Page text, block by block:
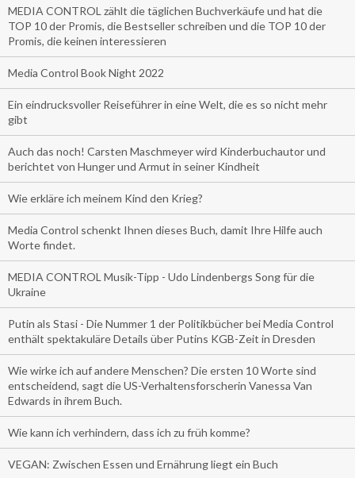
MEDIA CONTROL zählt die täglichen Buchverkäufe und hat die
TOP 10 der Promis, die Bestseller schreiben und die TOP 10 der
Promis, die keinen interessieren
Media Control Book Night 2022
Ein eindrucksvoller Reiseführer in eine Welt, die es so nicht mehr
gibt
Auch das noch! Carsten Maschmeyer wird Kinderbuchautor und
berichtet von Hunger und Armut in seiner Kindheit
Wie erkläre ich meinem Kind den Krieg?
Media Control schenkt Ihnen dieses Buch, damit Ihre Hilfe auch
Worte findet.
MEDIA CONTROL Musik-Tipp - Udo Lindenbergs Song für die
Ukraine
Putin als Stasi - Die Nummer 1 der Politikbücher bei Media Control
enthält spektakuläre Details über Putins KGB-Zeit in Dresden
Wie wirke ich auf andere Menschen? Die ersten 10 Worte sind
entscheidend, sagt die US-Verhaltensforscherin Vanessa Van
Edwards in ihrem Buch.
Wie kann ich verhindern, dass ich zu früh komme?
VEGAN: Zwischen Essen und Ernährung liegt ein Buch